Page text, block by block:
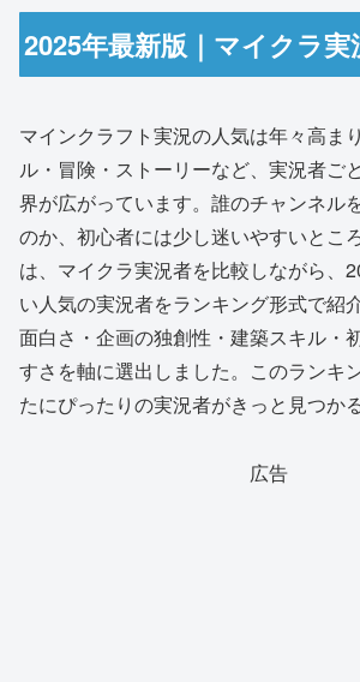
2025年最新版｜マイクラ実
マインクラフト実況の人気は年々高ま
ル・冒険・ストーリーなど、実況者ご
界が広がっています。誰のチャンネル
のか、初心者には少し迷いやすいとこ
は、マイクラ実況者を比較しながら、
い人気の実況者をランキング形式で紹
面白さ・企画の独創性・建築スキル・
すさを軸に選出しました。このランキ
たにぴったりの実況者がきっと見つか
広告